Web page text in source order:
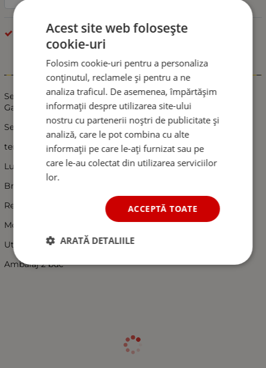
LED LĂMPĂRI
Informații
Set 2X Lampi Laterale LED Flexzon, Neon Efect, Pentru
Gabarit 12v - 24v, Rosu, Portucaliu, Alb
Set 2 lampi led pentru gabarit
tensiune 12v-24v
Lumina alb + portocaliu + rosu
Brat scurt
Rezistente la apa
Montaj usor de realizat
Utilizare : remorci, platforme, camioane, utilaje etc
Ambalaj 2 buc
Acest site web folosește
cookie-uri
Folosim cookie-uri pentru a personaliza
conținutul, reclamele și pentru a ne
analiza traficul. De asemenea, împărtășim
informații despre utilizarea site-ului
nostru cu partenerii noștri de publicitate și
analiză, care le pot combina cu alte
informații pe care le-ați furnizat sau pe
care le-au colectat din utilizarea serviciilor
lor.
ACCEPTĂ TOATE
ARATĂ DETALIILE